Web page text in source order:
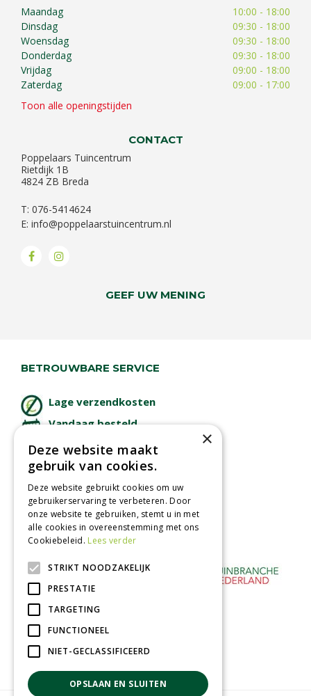
Maandag
10:00 - 18:00
Dinsdag
09:30 - 18:00
Woensdag
09:30 - 18:00
Donderdag
09:30 - 18:00
Vrijdag
09:00 - 18:00
Zaterdag
09:00 - 17:00
Toon alle openingstijden
CONTACT
Poppelaars Tuincentrum
Rietdijk 1B
4824 ZB Breda
T: 076-5414624
E: info@poppelaarstuincentrum.nl
GEEF UW MENING
BETROUWBARE SERVICE
Lage verzendkosten
Vandaag besteld
Afhalen in tuincentrum
Betaal veilig
met iDeal - Wero
×
Deze website maakt
gebruik van cookies.
Deze website gebruikt cookies om uw
gebruikerservaring te verbeteren. Door
onze website te gebruiken, stemt u in met
alle cookies in overeenstemming met ons
Cookiebeleid. Lees verder
STRIKT NOODZAKELIJK
PRESTATIE
TARGETING
FUNCTIONEEL
NIET-GECLASSIFICEERD
OPSLAAN EN SLUITEN